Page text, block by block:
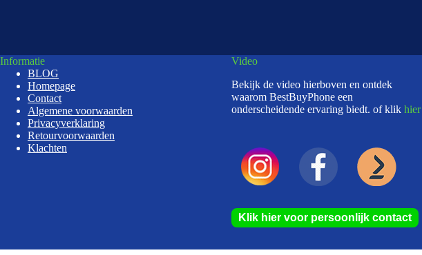
Informatie
BLOG
Homepage
Contact
Algemene voorwaarden
Privacyverklaring
Retourvoorwaarden
Klachten
Video
Bekijk de video hierboven en ontdek
waarom BestBuyPhone een
onderscheidende ervaring biedt. of klikhier
Klik hier voor persoonlijk contact